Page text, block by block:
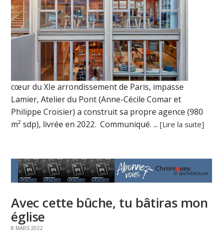
cœur du XIe arrondissement de Paris, impasse
Lamier, Atelier du Pont (Anne-Cécile Comar et
Philippe Croisier) a construit sa propre agence (980
m² sdp), livrée en 2022. Communiqué. ...[Lire la suite]
Avec cette bûche, tu bâtiras mon
église
8 MARS 2022